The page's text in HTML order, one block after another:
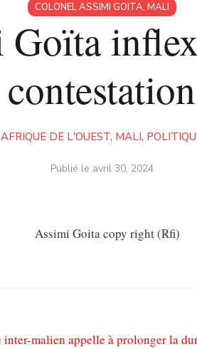
COLONEL ASSIMI GOITA, MALI
contestation
AFRIQUE DE L'OUEST, MALI,
Publié le avril 30, 2024
malien appelle à prolonger la